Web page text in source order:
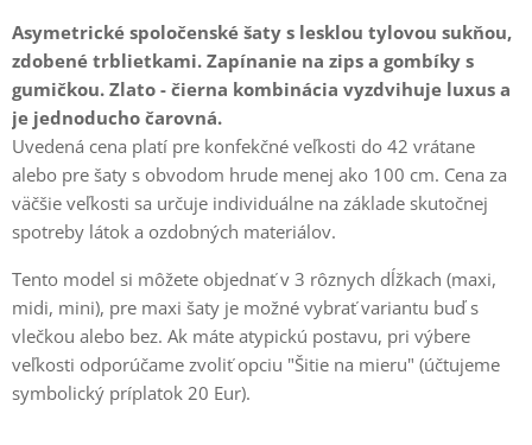
Asymetrické spoločenské šaty s lesklou tylovou sukňou,
zdobené trblietkami. Zapínanie na zips a gombíky s
gumičkou. Zlato - čierna kombinácia vyzdvihuje luxus a
je jednoducho čarovná.
Uvedená cena platí pre konfekčné veľkosti do 42 vrátane
alebo pre šaty s obvodom hrude menej ako 100 cm. Cena za
väčšie veľkosti sa určuje individuálne na základe skutočnej
spotreby látok a ozdobných materiálov.
Tento model si môžete objednať v 3 rôznych dĺžkach (maxi,
midi, mini), pre maxi šaty je možné vybrať variantu buď s
vlečkou alebo bez. Ak máte atypickú postavu, pri výbere
veľkosti odporúčame zvoliť opciu "Šitie na mieru" (účtujeme
symbolický príplatok 20 Eur).